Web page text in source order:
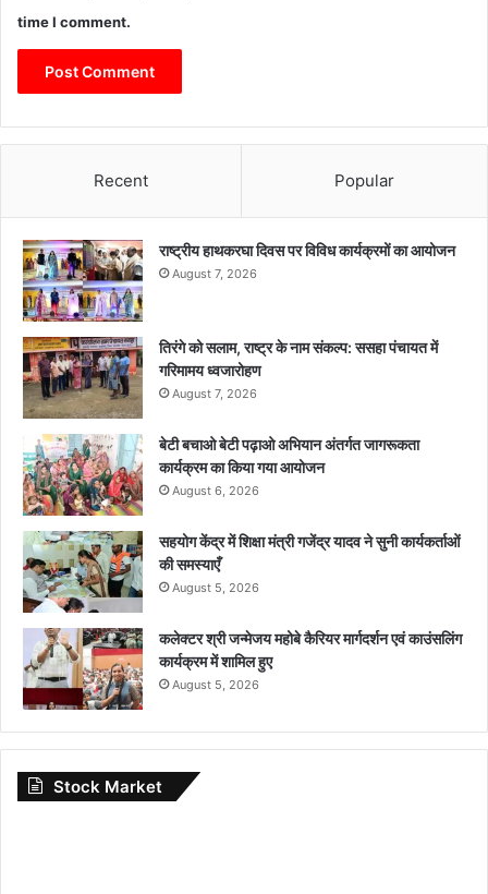
time I comment.
Recent Popular
राष्ट्रीय हाथकरघा दिवस पर विविध कार्यक्रमों का आयोजन
August 7, 2026
तिरंगे को सलाम, राष्ट्र के नाम संकल्प: ससहा पंचायत में
गरिमामय ध्वजारोहण
August 7, 2026
बेटी बचाओ बेटी पढ़ाओ अभियान अंतर्गत जागरूकता
कार्यक्रम का किया गया आयोजन
August 6, 2026
सहयोग केंद्र में शिक्षा मंत्री गजेंद्र यादव ने सुनी कार्यकर्ताओं
की समस्याएँ
August 5, 2026
कलेक्टर श्री जन्मेजय महोबे कैरियर मार्गदर्शन एवं काउंसलिंग
कार्यक्रम में शामिल हुए
August 5, 2026
Stock Market